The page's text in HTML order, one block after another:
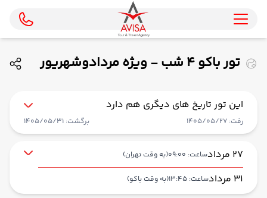
تور باکو 4 شب - ویژه مردادوشهریور
این تور تاریخ های دیگری هم دارد
رفت: 1405/05/27 برگشت: 1405/05/31
27 مرداد ساعت: 09:00 (به وقت تهران)
31 مرداد ساعت: 13:45 (به وقت باکو)